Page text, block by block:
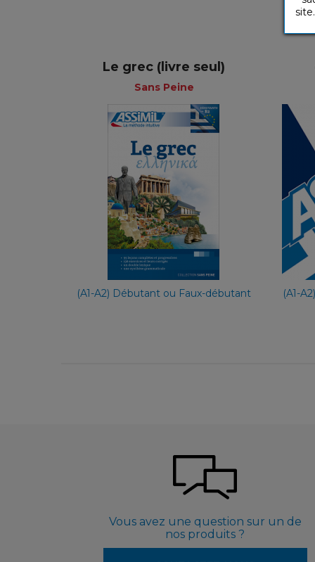
Le grec (livre seul)
Sans Peine
(A1-A2) Débutant ou Faux-débutant
Sans Peine
29,90 €
(A1-
Vous avez une question sur un de
nos produits ?
site.